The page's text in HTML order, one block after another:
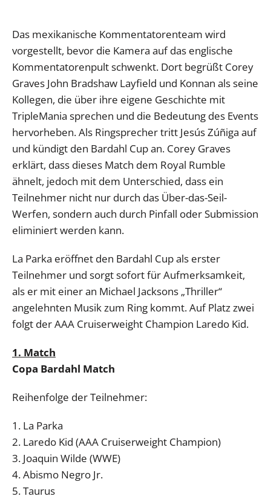
Das mexikanische Kommentatorenteam wird
vorgestellt, bevor die Kamera auf das englische
Kommentatorenpult schwenkt. Dort begrüßt Corey
Graves John Bradshaw Layfield und Konnan als seine
Kollegen, die über ihre eigene Geschichte mit
TripleMania sprechen und die Bedeutung des Events
hervorheben. Als Ringsprecher tritt Jesús Zúñiga auf
und kündigt den Bardahl Cup an. Corey Graves
erklärt, dass dieses Match dem Royal Rumble
ähnelt, jedoch mit dem Unterschied, dass ein
Teilnehmer nicht nur durch das Über-das-Seil-
Werfen, sondern auch durch Pinfall oder Submission
eliminiert werden kann.
La Parka eröffnet den Bardahl Cup als erster
Teilnehmer und sorgt sofort für Aufmerksamkeit,
als er mit einer an Michael Jacksons „Thriller“
angelehnten Musik zum Ring kommt. Auf Platz zwei
folgt der AAA Cruiserweight Champion Laredo Kid.
1. Match
Copa Bardahl Match
Reihenfolge der Teilnehmer:
1. La Parka
2. Laredo Kid (AAA Cruiserweight Champion)
3. Joaquin Wilde (WWE)
4. Abismo Negro Jr.
5. Taurus